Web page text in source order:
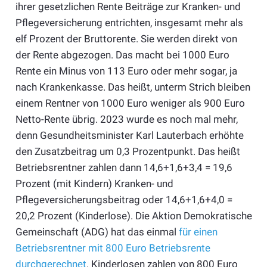
ihrer gesetzlichen Rente Beiträge zur Kranken- und
Pflegeversicherung entrichten, insgesamt mehr als
elf Prozent der Bruttorente. Sie werden direkt von
der Rente abgezogen. Das macht bei 1000 Euro
Rente ein Minus von 113 Euro oder mehr sogar, ja
nach Krankenkasse. Das heißt, unterm Strich bleiben
einem Rentner von 1000 Euro weniger als 900 Euro
Netto-Rente übrig. 2023 wurde es noch mal mehr,
denn Gesundheitsminister Karl Lauterbach erhöhte
den Zusatzbeitrag um 0,3 Prozentpunkt. Das heißt
Betriebsrentner zahlen dann 14,6+1,6+3,4 = 19,6
Prozent (mit Kindern) Kranken- und
Pflegeversicherungsbeitrag oder 14,6+1,6+4,0 =
20,2 Prozent (Kinderlose). Die Aktion Demokratische
Gemeinschaft (ADG) hat das einmal für einen
Betriebsrentner mit 800 Euro Betriebsrente
durchgerechnet. Kinderlosen zahlen von 800 Euro